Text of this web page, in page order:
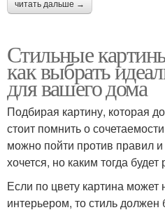
читать дальше →
Стильные
как выбрать
для вашего дома
Подбирая картину, которая
стоит помнить о
можно пойти против правил и
хочется, но каким тогда будет
Если по цвету картина может
интерьером, то стиль